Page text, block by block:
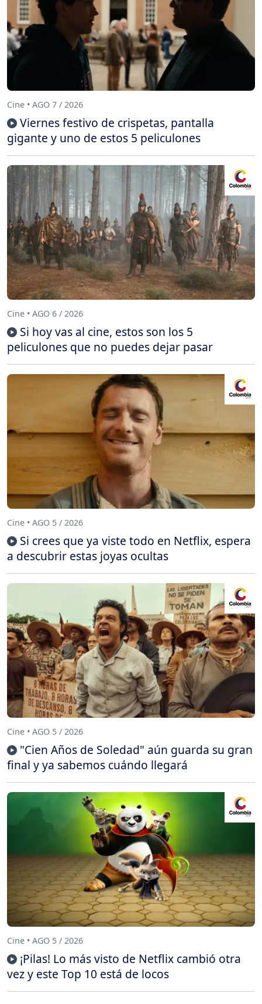
Cine • AGO 7 / 2026
Viernes festivo de crispetas, pantalla
gigante y uno de estos 5 peliculones
Cine • AGO 6 / 2026
Si hoy vas al cine, estos son los 5
peliculones que no puedes dejar pasar
Cine • AGO 5 / 2026
Si crees que ya viste todo en Netflix, espera
a descubrir estas joyas ocultas
Cine • AGO 5 / 2026
"Cien Años de Soledad" aún guarda su gran
final y ya sabemos cuándo llegará
Cine • AGO 5 / 2026
¡Pilas! Lo más visto de Netflix cambió otra
vez y este Top 10 está de locos